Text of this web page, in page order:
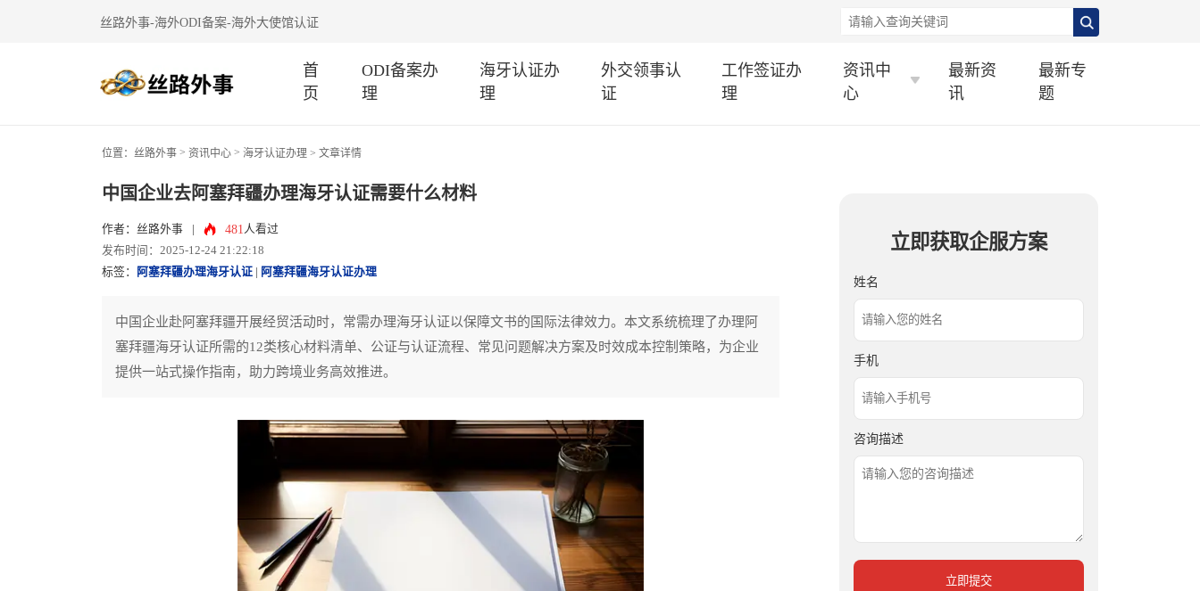
丝路外事-海外ODI备案-海外大使馆认证
首
页
ODI备案办
理
海牙认证办
理
外交领事认
证
工作签证办
理
资讯中
心
最新资
讯
最新专
题
位置： 丝路外事 > 资讯中心 > 海牙认证办理 > 文章详情
中国企业去阿塞拜疆办理海牙认证需要什么材料
作者：丝路外事 481 人看过
发布时间：2025-12-24 21:22:18
标签：
阿塞拜疆办理海牙认证 阿塞拜疆海牙认证办理
中国企业赴阿塞拜疆开展经贸活动时，常需办理海牙认证以保障文书的国际法律效力。本文系统梳理了办理阿
塞拜疆海牙认证所需的12类核心材料清单、公证与认证流程、常见问题解决方案及时效成本控制策略，为企业
提供一站式操作指南，助力跨境业务高效推进。
立即获取企服方案
姓名
手机
咨询描述
立即提交